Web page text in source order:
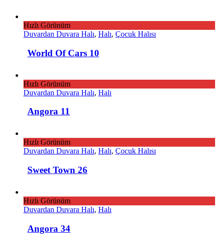
Hızlı Görünüm
Duvardan Duvara Halı, Halı, Çocuk Halısı
World Of Cars 10
Hızlı Görünüm
Duvardan Duvara Halı, Halı
Angora 11
Hızlı Görünüm
Duvardan Duvara Halı, Halı, Çocuk Halısı
Sweet Town 26
Hızlı Görünüm
Duvardan Duvara Halı, Halı
Angora 34